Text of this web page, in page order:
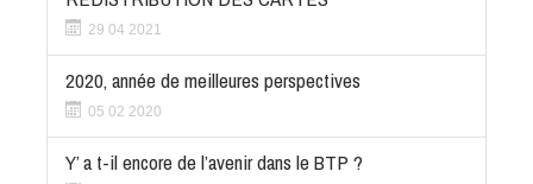
29 04 2021
2020, année de meilleures perspectives
05 02 2020
Y’ a t-il encore de l’avenir dans le BTP ?